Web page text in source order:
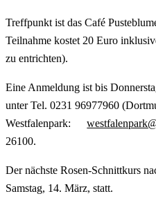
Treffpunkt ist das Café
Teilnahme kostet 20 Euro
zu entrichten).
Eine Anmeldung ist bis
unter Tel. 0231 96977960
Westfalenpark:
26100.
Der nächste Rosen-Schnittkurs
Samstag, 14. März, statt.